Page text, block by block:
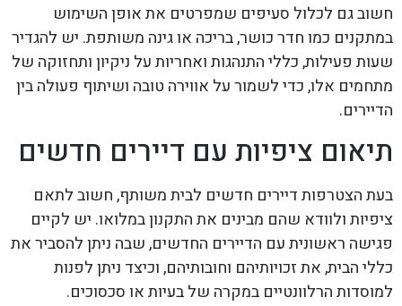
חשוב גם לכלול סעיפים שמפרטים את אופן השימוש
במתקנים כמו חדר כושר, בריכה או גינה משותפת. יש להגדיר
שעות פעילות, כללי התנהגות ואחריות על ניקיון ותחזוקה של
מתחמים אלו, כדי לשמור על אווירה טובה ושיתוף פעולה בין
הדיירים.
תיאום ציפיות עם דיירים חדשים
בעת הצטרפות דיירים חדשים לבית משותף, חשוב לתאם
ציפיות ולוודא שהם מבינים את התקנון במלואו. יש לקיים
פגישה ראשונית עם הדיירים החדשים, שבה ניתן להסביר את
כללי הבית, את זכויותיהם וחובותיהם, וכיצד ניתן לפנות
למוסדות הרלוונטיים במקרה של בעיות או סכסוכים.